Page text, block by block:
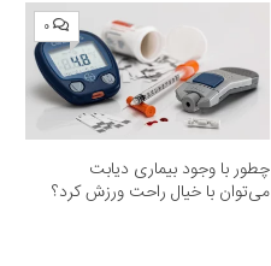
۰
چطور با وجود بیماری دیابت
می‌توان با خیال راحت ورزش کرد؟